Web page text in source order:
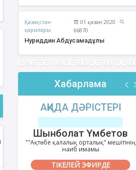
Қазақстан
қарилары
01 қазан 2020
66870
Нуриддин Абдусамадұлы
Хабарлама
АҚИДА ДӘРІСТЕРІ
Шынболат Үмбетов
""Ақтөбе қалалық орталық" мешітінің
наиб имамы
ТІКЕЛЕЙ ЭФИРДЕ